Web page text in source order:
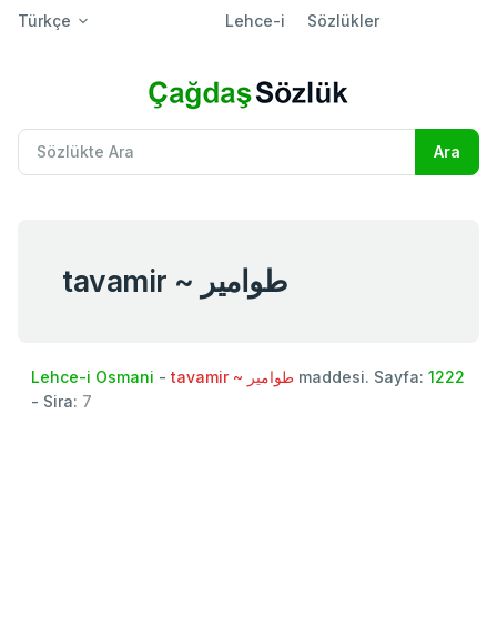
Türkçe Lehce-i Sözlükler
tavamir ~ طوامير
Lehce-i Osmani - tavamir ~ طوامير maddesi. Sayfa: 1222
- Sira: 7